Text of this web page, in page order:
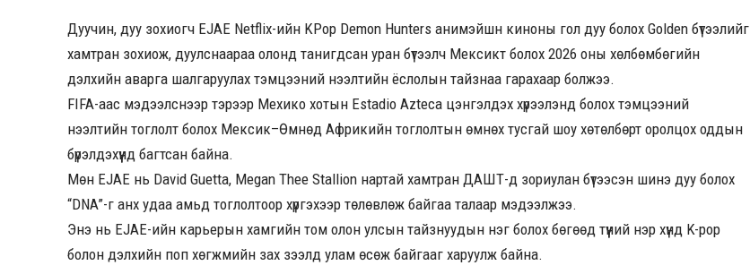
Дуучин, дуу зохиогч EJAE Netflix-ийн KPop Demon Hunters анимэйшн киноны гол дуу болох Golden бүтээлийг
хамтран зохиож, дуулснаараа олонд танигдсан уран бүтээлч Мексикт болох 2026 оны хөлбөмбөгийн
дэлхийн аварга шалгаруулах тэмцээний нээлтийн ёслолын тайзнаа гарахаар болжээ.
FIFA-аас мэдээлснээр тэрээр Мехико хотын Estadio Azteca цэнгэлдэх хүрээлэнд болох тэмцээний
нээлтийн тоглолт болох Мексик–Өмнөд Африкийн тоглолтын өмнөх тусгай шоу хөтөлбөрт оролцох оддын
бүрэлдэхүүнд багтсан байна.
Мөн EJAE нь David Guetta, Megan Thee Stallion нартай хамтран ДАШТ-д зориулан бүтээсэн шинэ дуу болох
“DNA”-г анх удаа амьд тоглолтоор хүргэхээр төлөвлөж байгаа талаар мэдээлжээ.
Энэ нь EJAE-ийн карьерын хамгийн том олон улсын тайзнуудын нэг болох бөгөөд түүний нэр хүнд K-pop
болон дэлхийн поп хөгжмийн зах зээлд улам өсөж байгааг харуулж байна.